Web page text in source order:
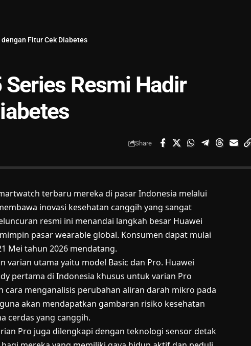
Fitur Cek Diabetes
Resmi Hadir
Share
terbaru mereka di pasar Indonesia melalui
inovasi kesehatan canggih yang sangat
resmi ini menandai langkah besar Huawei
pasar wearable global. Konsumen dapat mulai
Mei tahun 2026 mendatang.
varian utama yaitu model Basic dan Pro. Huawei
pertama di Indonesia khusus untuk varian Pro
cara menganalisis perubahan aliran darah mikro pada
akan mendapatkan gambaran risiko kesehatan
cerdas yang canggih.
Pro juga dilengkapi dengan teknologi sensor detak